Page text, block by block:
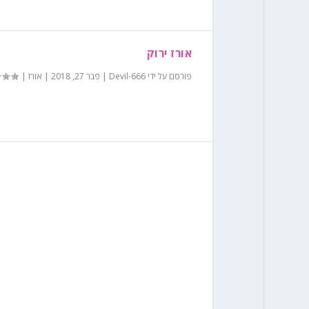
אורז ירוק
פורסם על ידי Devil-666
| פבר 27, 2018 | אורז|